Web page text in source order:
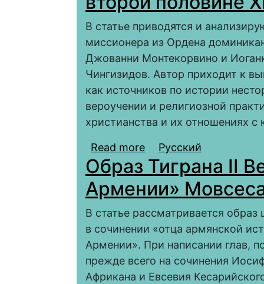
В статье приводятся и
миссионера из Ордена
Джованни Монтекорвино и
Чингизидов. Автор приходит к
как источников по истории
вероучении и религиозной
христианства и их отношениях
Read more about Сведения
государств
Русский
Образ Тиграна II
Армении»
В статье рассматривается
в сочинении «отца армянской
Армении». При написании глав,
прежде всего на сочинения
Африкана и Евсевия